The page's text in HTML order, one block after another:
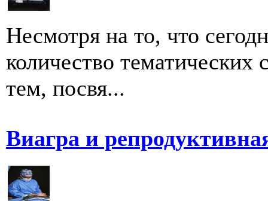
Несмотря на то, что
количество тематических
тем, посвя...
Виагра и